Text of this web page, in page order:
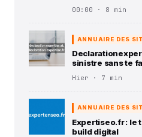
00:00 · 8 min
ANNUAIRE DES
sinistre sans te
Hier · 7 min
ANNUAIRE DES
Expertiseo.fr : le
build digital